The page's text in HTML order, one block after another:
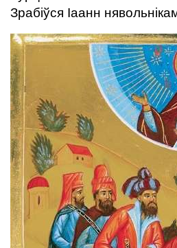
Зрабіўся Іаанн